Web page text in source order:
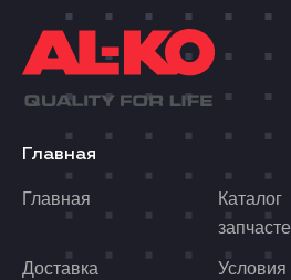
Главная
Главная
Каталог
Доставка
Условия